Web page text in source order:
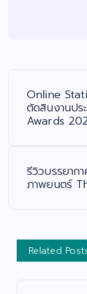
Online
ตัดสินงานปร
Awards
รีวิวบรรยาก
ภาพยนตร์
Related